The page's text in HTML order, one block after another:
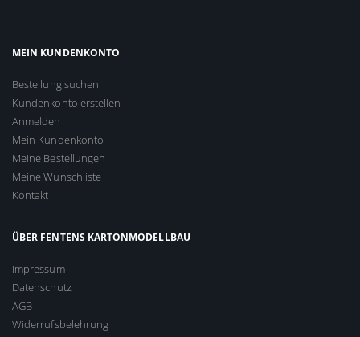
MEIN KUNDENKONTO
Bestellung suchen
Kundenkonto erstellen
Anmelden
Mein Kundenkonto
Meine Bestellungen
Meine Wunschliste
Kontakt
ÜBER FENTENS KARTONMODELLBAU
Impressum
Datenschutz
AGB
Widerrufsbelehrung